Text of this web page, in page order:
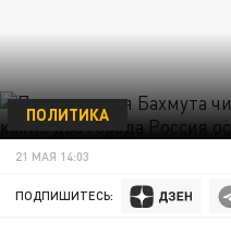
ПОЛИТИКА
21 МАЯ 14:03
ПОДПИШИТЕСЬ: